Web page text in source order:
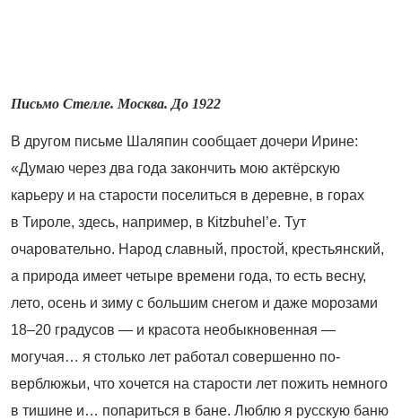
Письмо Стелле. Москва. До 1922
В другом письме Шаляпин сообщает дочери Ирине:
«Думаю через два года закончить мою актёрскую
карьеру и на старости поселиться в деревне, в горах
в Тироле, здесь, например, в Кitzbuhel’е. Тут
очаровательно. Народ славный, простой, крестьянский,
а природа имеет четыре времени года, то есть весну,
лето, осень и зиму с большим снегом и даже морозами
18–20 градусов — и красота необыкновенная —
могучая… я столько лет работал совершенно по-
верблюжьи, что хочется на старости лет пожить немного
в тишине и… попариться в бане. Люблю я русскую баню